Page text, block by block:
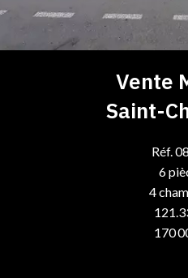
Vente
Saint-
Réf.
6
4
170